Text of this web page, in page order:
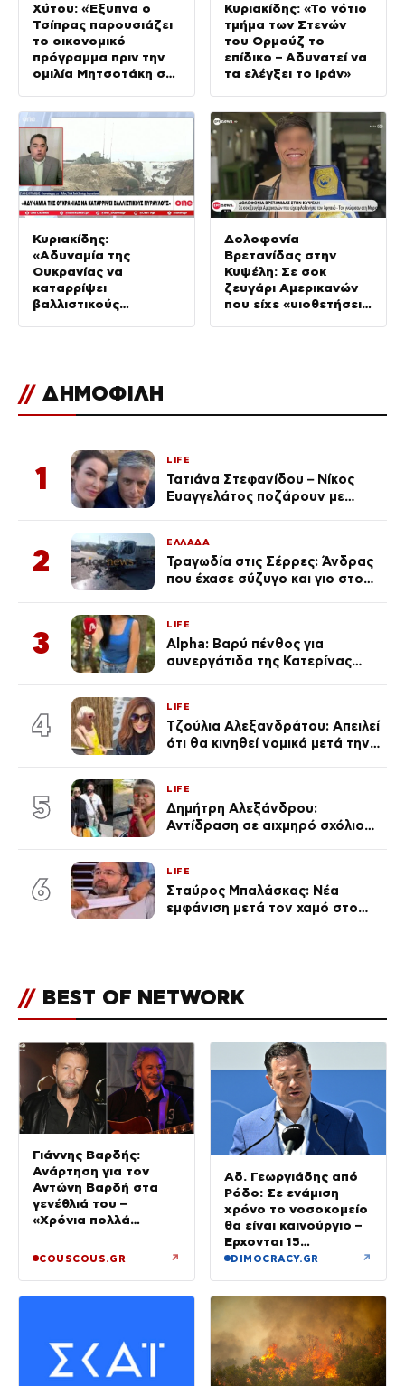
Xύτου: «Έξυπνα ο
Τσίπρας παρουσιάζει
το οικονομικό
πρόγραμμα πριν την
ομιλία Μητσοτάκη στη
Κυριακίδης: «Το νότιο
τμήμα των Στενών
του Ορμούζ το
επίδικο – Αδυνατεί να
τα ελέγξει το Ιράν»
Κυριακίδης:
«Αδυναμία της
Ουκρανίας να
καταρρίψει
βαλλιστικούς
Δολοφονία
Βρετανίδας στην
Κυψέλη: Σε σοκ
ζευγάρι Αμερικανών
που είχε «υιοθετήσει»
// ΔΗΜΟΦΙΛΗ
1
LIFE
Τατιάνα Στεφανίδου – Νίκος
Ευαγγελάτος ποζάρουν με
2
ΕΛΛΑΔΑ
Τραγωδία στις Σέρρες: Άνδρας
που έχασε σύζυγο και γιο στο
3
LIFE
Alpha: Βαρύ πένθος για
συνεργάτιδα της Κατερίνας
του Θεού»
4
LIFE
Τζούλια Αλεξανδράτου: Απειλεί
ότι θα κινηθεί νομικά μετά την
5
LIFE
Δημήτρη Αλεξάνδρου:
Αντίδραση σε αιχμηρό σχόλιο
6
LIFE
Σταύρος Μπαλάσκας: Νέα
εμφάνιση μετά τον χαμό στο
// BEST OF NETWORK
Γιάννης Βαρδής:
Ανάρτηση για τον
Αντώνη Βαρδή στα
γενέθλιά του –
«Χρόνια πολλά
COUSCOUS.GR ↗
Αδ. Γεωργιάδης από
Ρόδο: Σε ενάμιση
χρόνο το νοσοκομείο
θα είναι καινούργιο –
Έρχονται 15
νοσηλευτές και
DIMOCRACY.GR ↗